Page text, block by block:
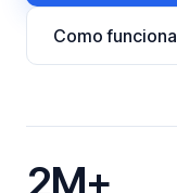
Como funciona
2M+